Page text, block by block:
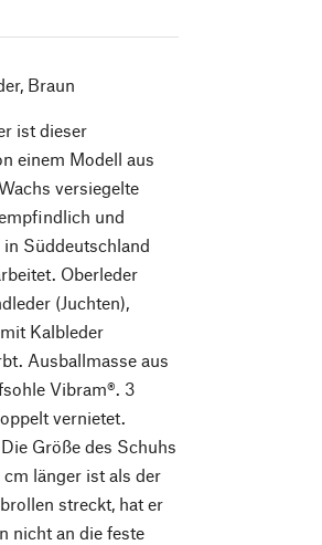
Braun
ist dieser
einem Modell aus
versiegelte
und
Süddeutschland
Oberleder
(Juchten),
Kalbleder
Ausballmasse aus
Vibram®. 3
vernietet.
Größe des Schuhs
cm länger ist als der
streckt, hat er
nicht an die feste